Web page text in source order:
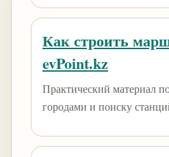
Как строить
evPoint.kz
Практический материал
городами и поиску